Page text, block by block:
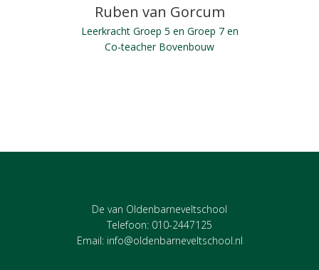
Ruben van Gorcum
Leerkracht Groep 5 en Groep 7 en
Co-teacher Bovenbouw
De van Oldenbarneveltschool
Telefoon: 010-2447125
Email: info@oldenbarneveltschool.nl